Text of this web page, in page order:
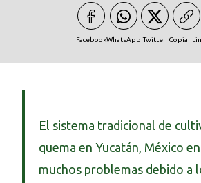
FacebookWhatsApp Twitter Copiar
El sistema tradicional de
quema en Yucatán, México
muchos problemas debido a